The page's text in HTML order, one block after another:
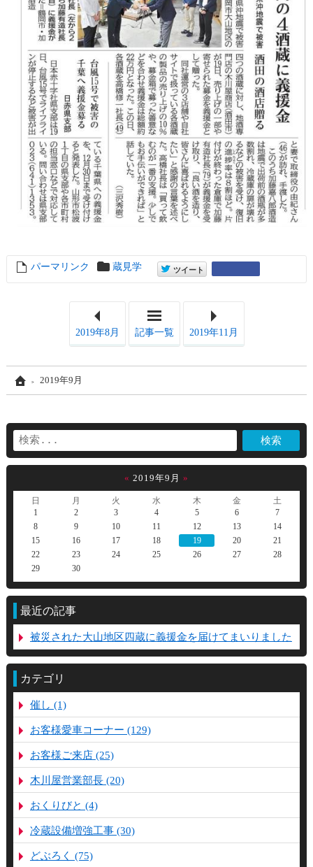
entry13121
パーマリンク 蔵見学 entry13121
ツイート
2019年8月 記事一覧 2019年11月
Home2019年9月
« 2019年9月 »
日 月 火 水 木 金
土
1
2 3 4 5 6
7
8
9 10 11 12 13
14
15
16 17 18 19 20
21
22
23 24 25 26 27
28
29
30
最近の記事
被災された大山地区四蔵に義援金を届けてまいりました
カテゴリ
催し (1)
お客様愛車コーナー (129)
お客様ご来店 (25)
木川屋営業部長 (20)
おくりびと (4)
冷蔵設備増強工事 (30)
どぶろく (75)